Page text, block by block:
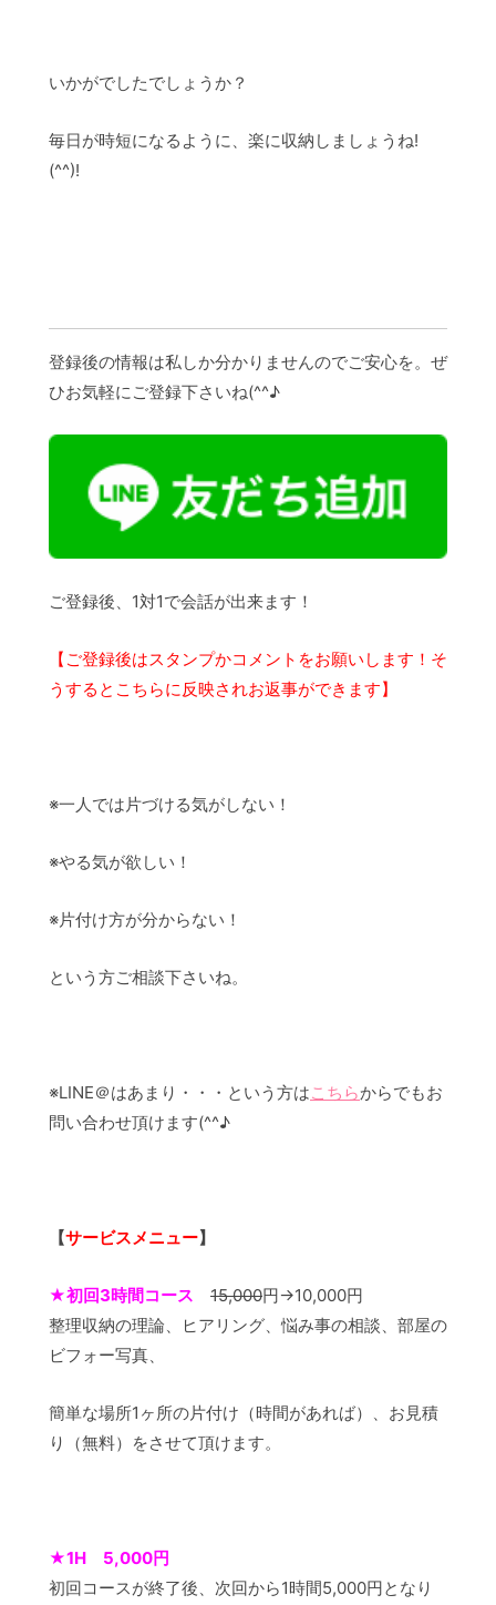
いかがでしたでしょうか？
毎日が時短になるように、楽に収納しましょうね!
(^^)!
登録後の情報は私しか分かりませんのでご安心を。ぜ
ひお気軽にご登録下さいね(^^♪
ご登録後、1対1で会話が出来ます！
【ご登録後はスタンプかコメントをお願いします！そ
うするとこちらに反映されお返事ができます】
※一人では片づける気がしない！
※やる気が欲しい！
※片付け方が分からない！
という方ご相談下さいね。
※LINE＠はあまり・・・という方はこちらからでもお
問い合わせ頂けます(^^♪
【サービスメニュー】
★初回3時間コース 15,000円→10,000円
整理収納の理論、ヒアリング、悩み事の相談、部屋の
ビフォー写真、
簡単な場所1ヶ所の片付け（時間があれば）、お見積
り（無料）をさせて頂けます。
★1H 5,000円
初回コースが終了後、次回から1時間5,000円となり